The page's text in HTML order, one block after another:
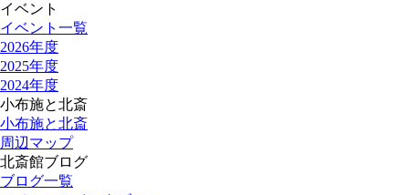
イベント
イベント一覧
2026年度
2025年度
2024年度
小布施と北斎
小布施と北斎
周辺マップ
北斎館ブログ
ブログ一覧